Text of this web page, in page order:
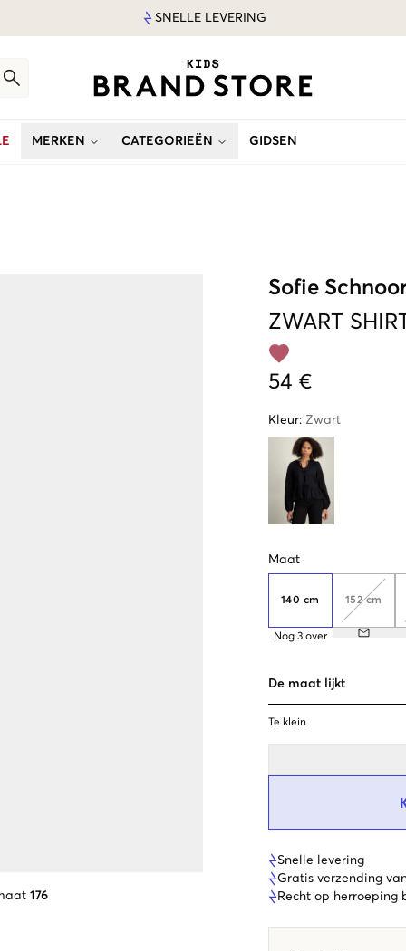
SNELLE LEVERING
MERKEN CATEGORIEËN GIDSEN
176
Sofie
ZWART
54 €
Kleur: Zwart
Maat
140 cm
Nog 3 over
152 cm
De maat lijkt
Te klein
Snelle levering
Gratis verzending
Recht op herroeping